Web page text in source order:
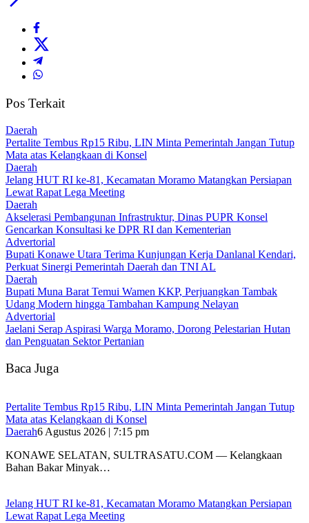
Pos Terkait
Daerah
‎Pertalite Tembus Rp15 Ribu, LIN Minta Pemerintah Jangan Tutup
Mata atas Kelangkaan di Konsel
Daerah
‎Jelang HUT RI ke-81, Kecamatan Moramo Matangkan Persiapan
Lewat Rapat Lega Meeting
Daerah
Akselerasi Pembangunan Infrastruktur, Dinas PUPR Konsel
Gencarkan Konsultasi ke DPR RI dan Kementerian
Advertorial
Bupati Konawe Utara Terima Kunjungan Kerja Danlanal Kendari,
Perkuat Sinergi Pemerintah Daerah dan TNI AL
Daerah
‎Bupati Muna Barat Temui Wamen KKP, Perjuangkan Tambak
Udang Modern hingga Tambahan Kampung Nelayan
Advertorial
Jaelani Serap Aspirasi Warga Moramo, Dorong Pelestarian Hutan
dan Penguatan Sektor Pertanian
Baca Juga
‎Pertalite Tembus Rp15 Ribu, LIN Minta Pemerintah Jangan Tutup
Mata atas Kelangkaan di Konsel
Daerah6 Agustus 2026 | 7:15 pm
‎KONAWE SELATAN, SULTRASATU.COM — Kelangkaan
Bahan Bakar Minyak…
‎Jelang HUT RI ke-81, Kecamatan Moramo Matangkan Persiapan
Lewat Rapat Lega Meeting